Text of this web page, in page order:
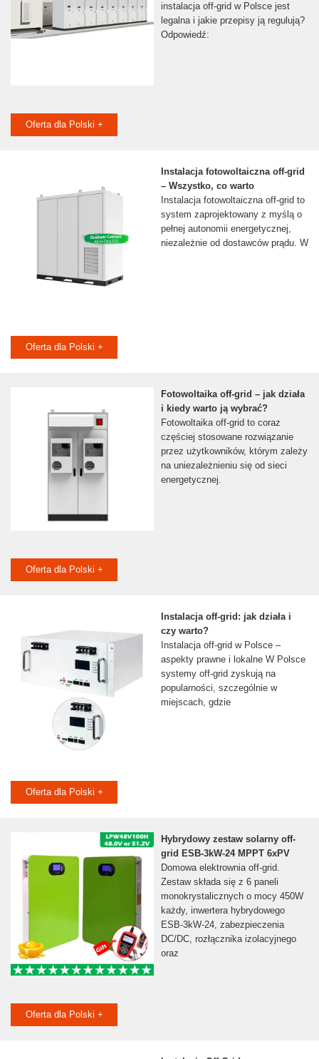
instalacja off-grid w Polsce jest
legalna i jakie przepisy ją regulują?
Odpowiedź:
Oferta dla Polski +
Instalacja fotowoltaiczna off-grid
– Wszystko, co warto
Instalacja fotowoltaiczna off-grid to
system zaprojektowany z myślą o
pełnej autonomii energetycznej,
niezależnie od dostawców prądu. W
Oferta dla Polski +
Fotowoltaika off-grid – jak działa
i kiedy warto ją wybrać?
Fotowoltaika off-grid to coraz
częściej stosowane rozwiązanie
przez użytkowników, którym zależy
na uniezależnieniu się od sieci
energetycznej.
Oferta dla Polski +
Instalacja off-grid: jak działa i
czy warto?
Instalacja off-grid w Polsce –
aspekty prawne i lokalne W Polsce
systemy off-grid zyskują na
popularności, szczególnie w
miejscach, gdzie
Oferta dla Polski +
Hybrydowy zestaw solarny off-
grid ESB-3kW-24 MPPT 6xPV
Domowa elektrownia off-grid.
Zestaw składa się z 6 paneli
monokrystalicznych o mocy 450W
każdy, inwertera hybrydowego
ESB-3kW-24, zabezpieczenia
DC/DC, rozłącznika izolacyjnego
oraz
Oferta dla Polski +